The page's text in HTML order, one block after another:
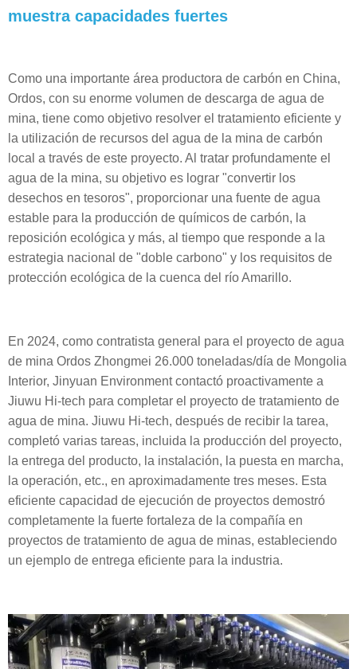
muestra capacidades fuertes
Como una importante área productora de carbón en China,
Ordos, con su enorme volumen de descarga de agua de
mina, tiene como objetivo resolver el tratamiento eficiente y
la utilización de recursos del agua de la mina de carbón
local a través de este proyecto. Al tratar profundamente el
agua de la mina, su objetivo es lograr "convertir los
desechos en tesoros", proporcionar una fuente de agua
estable para la producción de químicos de carbón, la
reposición ecológica y más, al tiempo que responde a la
estrategia nacional de "doble carbono" y los requisitos de
protección ecológica de la cuenca del río Amarillo.
En 2024, como contratista general para el proyecto de agua
de mina Ordos Zhongmei 26.000 toneladas/día de Mongolia
Interior, Jinyuan Environment contactó proactivamente a
Jiuwu Hi-tech para completar el proyecto de tratamiento de
agua de mina. Jiuwu Hi-tech, después de recibir la tarea,
completó varias tareas, incluida la producción del proyecto,
la entrega del producto, la instalación, la puesta en marcha,
la operación, etc., en aproximadamente tres meses. Esta
eficiente capacidad de ejecución de proyectos demostró
completamente la fuerte fortaleza de la compañía en
proyectos de tratamiento de agua de minas, estableciendo
un ejemplo de entrega eficiente para la industria.